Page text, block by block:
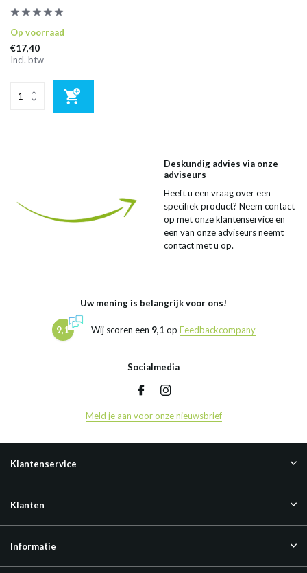
Op voorraad
€17,40
Incl. btw
Deskundig advies via onze
adviseurs
Heeft u een vraag over een
specifiek product? Neem contact
op met onze klantenservice en
een van onze adviseurs neemt
contact met u op.
Uw mening is belangrijk voor ons!
9,1 Wij scoren een 9,1 op Feedbackcompany
Socialmedia
Meld je aan voor onze nieuwsbrief
Klantenservice
Klanten
Informatie